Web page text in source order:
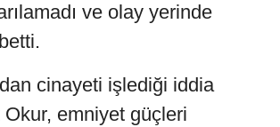
ve olay yerinde
cinayeti işlediği iddia
emniyet güçleri